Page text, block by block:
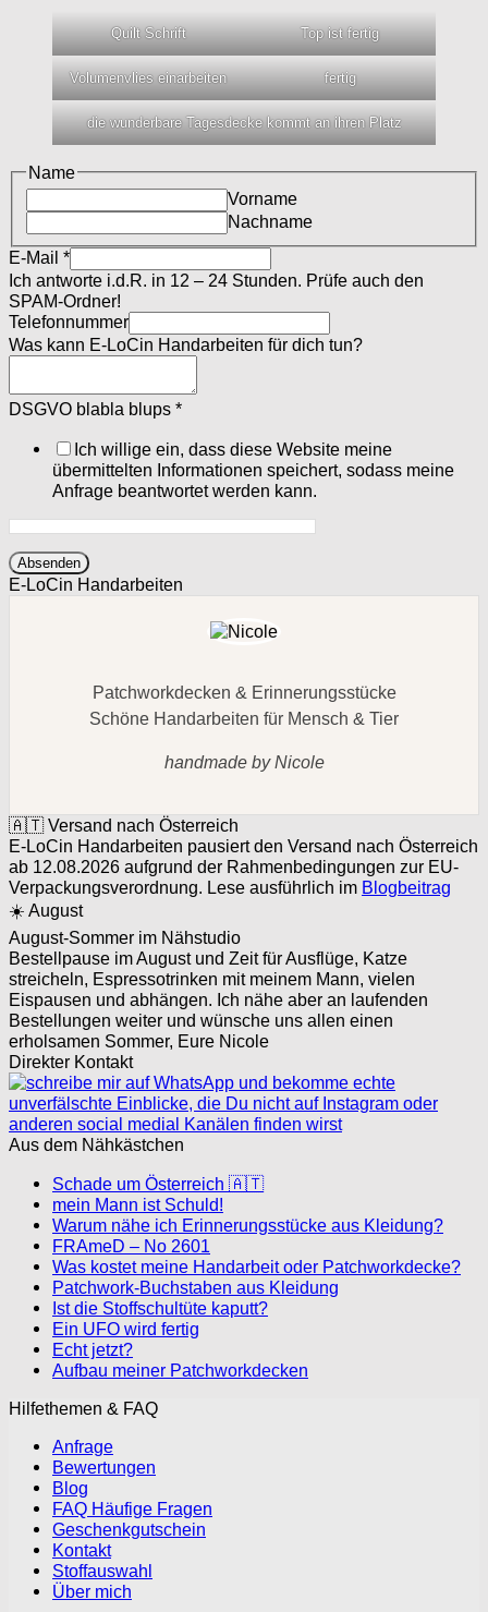
Quilt Schrift Top ist fertig
Volumenvlies einarbeiten fertig
die wunderbare Tagesdecke kommt an ihren Platz
Name
Vorname
Nachname
E-Mail *
Ich antworte i.d.R. in 12 – 24 Stunden. Prüfe auch den
SPAM-Ordner!
Telefonnummer
Was kann E-LoCin Handarbeiten für dich tun?
DSGVO blabla blups *
Ich willige ein, dass diese Website meine
übermittelten Informationen speichert, sodass meine
Anfrage beantwortet werden kann.
Absenden
E-LoCin Handarbeiten
Patchworkdecken & Erinnerungsstücke
Schöne Handarbeiten für Mensch & Tier
handmade by Nicole
🇦🇹 Versand nach Österreich
E-LoCin Handarbeiten pausiert den Versand nach Österreich
ab 12.08.2026 aufgrund der Rahmenbedingungen zur EU-
Verpackungsverordnung. Lese ausführlich im Blogbeitrag
☀️ August
August-Sommer im Nähstudio
Bestellpause im August und Zeit für Ausflüge, Katze
streicheln, Espressotrinken mit meinem Mann, vielen
Eispausen und abhängen. Ich nähe aber an laufenden
Bestellungen weiter und wünsche uns allen einen
erholsamen Sommer, Eure Nicole
Direkter Kontakt
Aus dem Nähkästchen
Schade um Österreich 🇦🇹
mein Mann ist Schuld!
Warum nähe ich Erinnerungsstücke aus Kleidung?
FRAmeD – No 2601
Was kostet meine Handarbeit oder Patchworkdecke?
Patchwork-Buchstaben aus Kleidung
Ist die Stoffschultüte kaputt?
Ein UFO wird fertig
Echt jetzt?
Aufbau meiner Patchworkdecken
Hilfethemen & FAQ
Anfrage
Bewertungen
Blog
FAQ Häufige Fragen
Geschenkgutschein
Kontakt
Stoffauswahl
Über mich